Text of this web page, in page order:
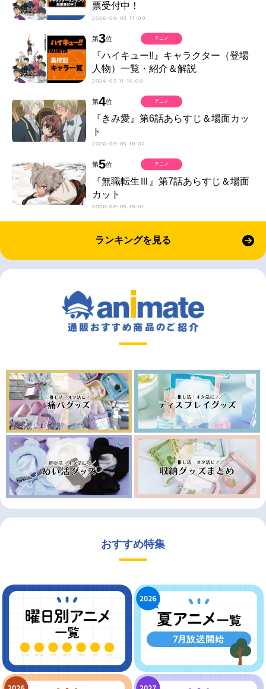
票受付中！
2026-08-03 17:00
第3位
『ハイキュー!!』キャラクター（登場
人物）一覧・紹介＆解説
2024-03-11 16:00
アニメ
第4位
『きみ愛』第6話あらすじ＆場面カッ
ト
2026-08-05 18:02
アニメ
第5位
『無職転生Ⅲ』第7話あらすじ＆場面
カット
2026-08-05 19:01
アニメ
ランキングを見る
おすすめ特集